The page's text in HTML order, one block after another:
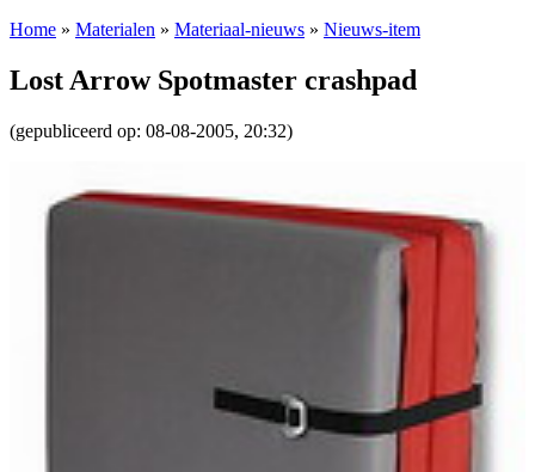
Home » Materialen » Materiaal-nieuws » Nieuws-item
Lost Arrow Spotmaster crashpad
(gepubliceerd op: 08-08-2005, 20:32)